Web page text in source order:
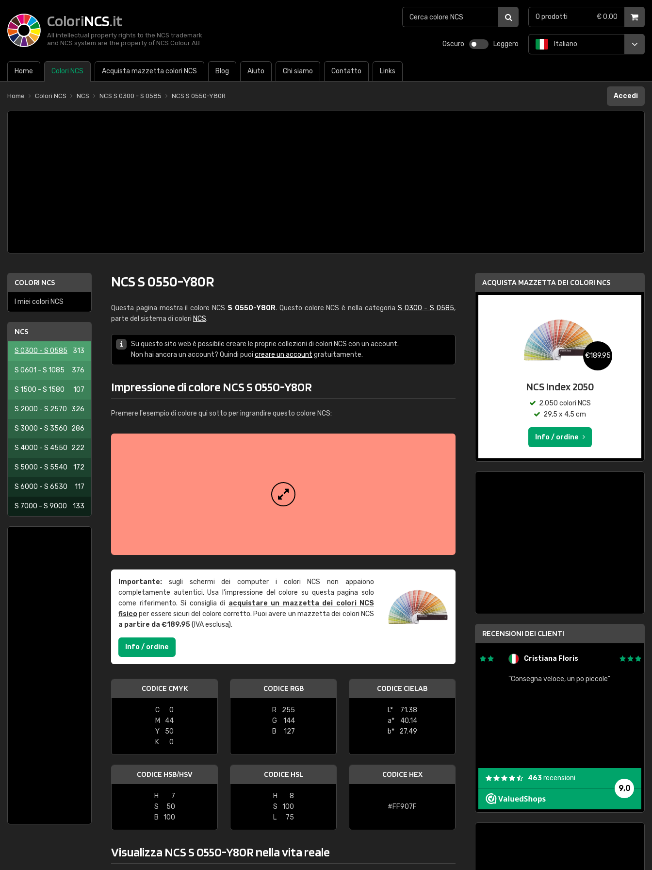
ColoriNCS.it
All intellectual property rights to the NCS trademark
and NCS system are the property of NCS Colour AB
Oscuro Leggero
Home Colori NCS Acquista mazzetta colori NCS Blog Aiuto Chi siamo Contatto Links
Italiano
0 prodotti € 0,00
Home Colori NCS NCS NCS S 0300 - S 0585 NCS S 0550-Y80R Accedi
COLORI NCS
I miei colori NCS
NCS
S 0300 - S 0585 313
S 0601 - S 1085 376
S 1500 - S 1580 107
S 2000 - S 2570 326
S 3000 - S 3560 286
S 4000 - S 4550 222
S 5000 - S 5540 172
S 6000 - S 6530 117
S 7000 - S 9000 133
NCS S 0550-Y80R
Questa pagina mostra il colore NCS S 0550-Y80R. Questo colore NCS è nella categoria S 0300 - S 0585,
parte del sistema di colori NCS.
Su questo sito web è possibile creare le proprie collezioni di colori NCS con un account.
Non hai ancora un account? Quindi puoi creare un account gratuitamente.
Impressione di colore NCS S 0550-Y80R
Premere l'esempio di colore qui sotto per ingrandire questo colore NCS:
Importante: sugli schermi dei computer i colori NCS non appaiono
completamente autentici. Usa l'impressione del colore su questa pagina solo
come riferimento. Si consiglia di acquistare un mazzetta dei colori NCS
fisicoper essere sicuri del colore corretto. Puoi avere un mazzetta dei colori NCS
a partire da €189,95(IVA esclusa).
Info / ordine
CODICE CMYK
C
0
M
44
Y
50
K
0
CODICE RGB
R
255
G
144
B
127
CODICE CIELAB
L*
71.38
a*
40.14
b*
27.49
CODICE HSB/HSV
H
7
S
50
B
100
CODICE HSL
H
8
S
100
L
75
CODICE HEX
#FF907F
Visualizza NCS S 0550-Y80R nella vita reale
ACQUISTA MAZZETTA DEI COLORI NCS
€189,95
NCS Index 2050
2.050 colori NCS
29,5 x 4,5 cm
Info / ordine
RECENSIONI DEI CLIENTI
"buon servizio"
Cristiana Floris
"Consegna veloce, un po piccole"
9,0
463recensioni